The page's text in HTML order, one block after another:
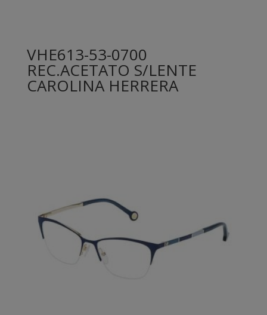
VHE613-53-0700
REC.ACETATO S/LENTE
CAROLINA HERRERA